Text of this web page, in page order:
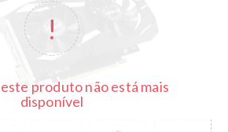
produto não está mais
disponível